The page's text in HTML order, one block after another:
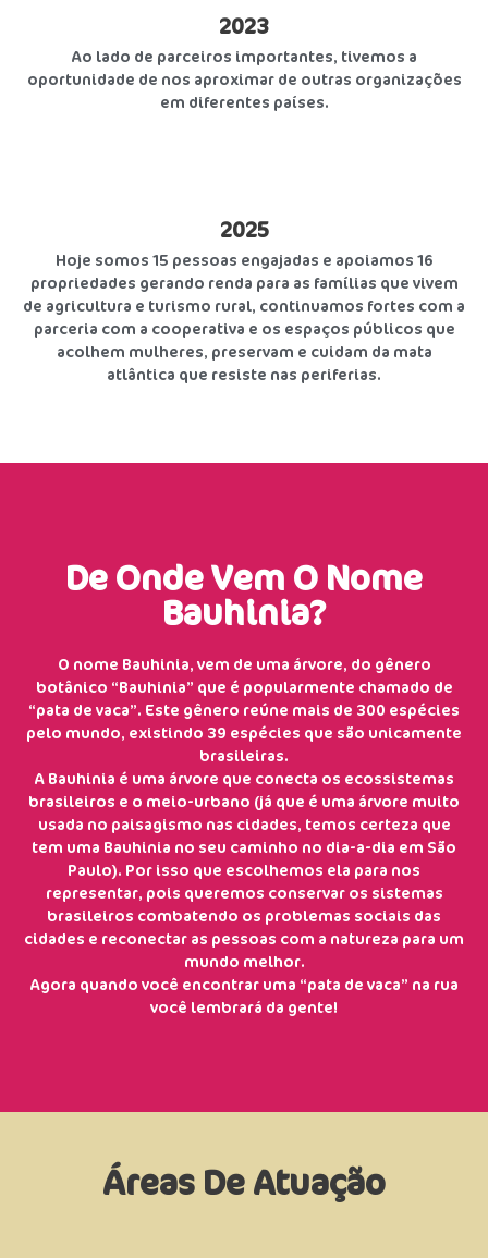
2023
Ao lado de parceiros importantes, tivemos a
oportunidade de nos aproximar de outras organizações
em diferentes países.
2025
Hoje somos 15 pessoas engajadas e apoiamos 16
propriedades gerando renda para as famílias que vivem
de agricultura e turismo rural, continuamos fortes com a
parceria com a cooperativa e os espaços públicos que
acolhem mulheres, preservam e cuidam da mata
atlântica que resiste nas periferias.
De Onde Vem O Nome
Bauhinia?
O nome Bauhinia, vem de uma árvore, do gênero
botânico “Bauhinia” que é popularmente chamado de
“pata de vaca”. Este gênero reúne mais de 300 espécies
pelo mundo, existindo 39 espécies que são unicamente
brasileiras.
A Bauhinia é uma árvore que conecta os ecossistemas
brasileiros e o meio-urbano (já que é uma árvore muito
usada no paisagismo nas cidades, temos certeza que
tem uma Bauhinia no seu caminho no dia-a-dia em São
Paulo). Por isso que escolhemos ela para nos
representar, pois queremos conservar os sistemas
brasileiros combatendo os problemas sociais das
cidades e reconectar as pessoas com a natureza para um
mundo melhor.
Agora quando você encontrar uma “pata de vaca” na rua
você lembrará da gente!
Áreas De Atuação